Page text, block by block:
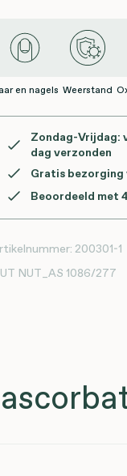
en nagels Weerstand
Zondag-Vrijdag:
dag verzonden
Gratis bezorging
Beoordeeld met
200301-1
NUT_AS 1086/277